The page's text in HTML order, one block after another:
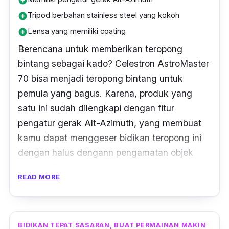
add_circleTripod berbahan stainless steel yang kokoh
add_circleLensa yang memiliki coating
Berencana untuk memberikan teropong
bintang sebagai kado? Celestron AstroMaster
70 bisa menjadi teropong bintang untuk
pemula yang bagus. Karena, produk yang
satu ini sudah dilengkapi dengan fitur
pengatur gerak Alt-Azimuth, yang membuat
kamu dapat menggeser bidikan teropong ini
dengan halus dengann pengamatan objek
sehingga objek yang dilihat jadi semakin jelas.
READ MORE
BIDIKAN TEPAT SASARAN, BUAT PERMAINAN MAKIN